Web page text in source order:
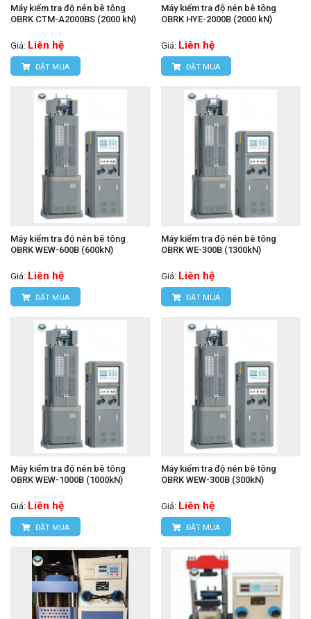
Máy kiểm tra độ nén bê tông
OBRK CTM-A2000BS (2000 kN)
Giá: Liên hệ
ĐẶT MUA
Máy kiểm tra độ nén bê tông
OBRK HYE-2000B (2000 kN)
Giá: Liên hệ
ĐẶT MUA
Máy kiểm tra độ nén bê tông
OBRK WEW-600B (600kN)
Giá: Liên hệ
ĐẶT MUA
Máy kiểm tra độ nén bê tông
OBRK WE-300B (1300kN)
Giá: Liên hệ
ĐẶT MUA
Máy kiểm tra độ nén bê tông
OBRK WEW-1000B (1000kN)
Giá: Liên hệ
ĐẶT MUA
Máy kiểm tra độ nén bê tông
OBRK WEW-300B (300kN)
Giá: Liên hệ
ĐẶT MUA